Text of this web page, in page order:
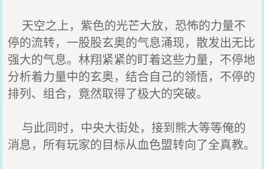
天空之上，紫色的光芒大放，恐怖的力量不
停的流转，一股股玄奥的气息涌现，散发出无比
强大的气息。林翔紧紧的盯着这些力量，不停地
分析着力量中的玄奥，结合自己的领悟，不停的
排列、组合，竟然取得了极大的突破。
与此同时，中央大街处，接到熊大等等俺的
消息，所有玩家的目标从血色盟转向了全真教。